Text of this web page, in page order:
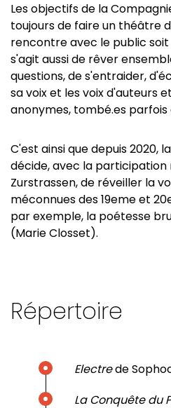
Les objectifs de la
toujours de faire un théâtre
rencontre avec le public soit
s'agit aussi de rêver
questions, de s'entraider,
sa voix et les voix d'auteurs
anonymes, tombé.es parfois
C'est ainsi que depuis 2020,
décide, avec la participation
Zurstrassen, de réveiller la
méconnues des 19eme et
par exemple, la poétesse
(Marie Closset).
Répertoire
Electrede
La Conquête du